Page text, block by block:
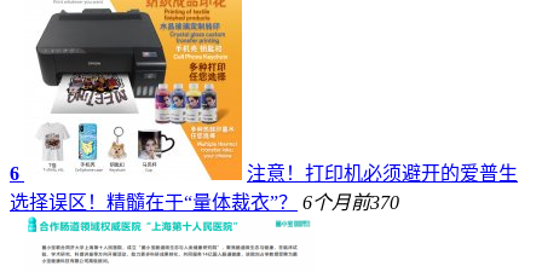
6
注意！打印机必须避开的爱普生
选择误区！精髓在于“量体裁衣”？
6个月前370